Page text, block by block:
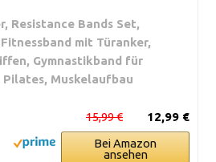
Resistance Bands Set,
mit Türanker,
Gymnastikband für
Muskelaufbau
12,99 €
15,99 €
Bei Amazon
ansehen